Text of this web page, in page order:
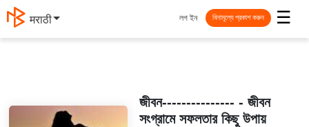
मराठी ☰
লগ ইন বিনামূল্যে প্রকাশ করুন
জীবন--------------- - জীবন
সংগ্রামে সফলতার কিছু উপায়